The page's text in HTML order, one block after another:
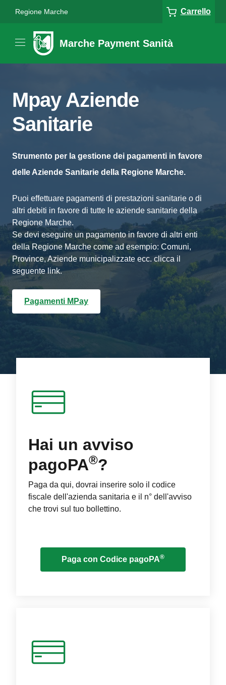
Regione Marche Carrello
Marche Payment Sanità
Mpay Aziende
Sanitarie
Strumento per la gestione dei pagamenti in favore
delle Aziende Sanitarie della Regione Marche.
Puoi effettuare pagamenti di prestazioni sanitarie o di
altri debiti in favore di tutte le aziende sanitarie della
Regione Marche.
Se devi eseguire un pagamento in favore di altri enti
della Regione Marche come ad esempio: Comuni,
Province, Aziende municipalizzate ecc. clicca il
seguente link.
Pagamenti MPay
Hai un avviso
pagoPA®?
Paga da qui, dovrai inserire solo il codice
fiscale dell'azienda sanitaria e il n° dell'avviso
che trovi sul tuo bollettino.
Paga con Codice pagoPA®